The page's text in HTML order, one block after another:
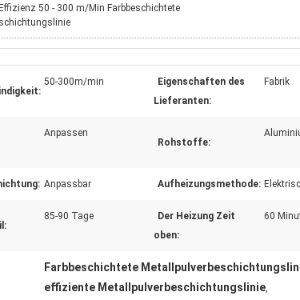
Effizienz 50 - 300 m/Min Farbbeschichtete
50-300m/min
Eigenschaften des
Lieferanten:
Fabrik
Anpassen
Rohstoffe:
Anpassbar Aufheizungsmethode:
85-90 Tage
Der Heizung Zeit
oben:
60
Farbbeschichtete
effiziente Metallpulverbeschichtungslinie,